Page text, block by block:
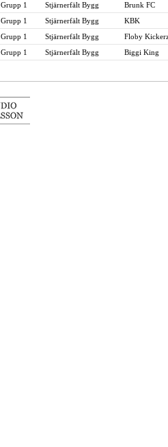
Grupp 1 Stjärnerfält Bygg
Brunk FC
Grupp 1 Stjärnerfält Bygg
KBK
Grupp 1 Stjärnerfält Bygg
Floby
Grupp 1 Stjärnerfält Bygg Biggi King